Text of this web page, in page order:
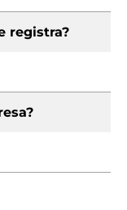
registra?